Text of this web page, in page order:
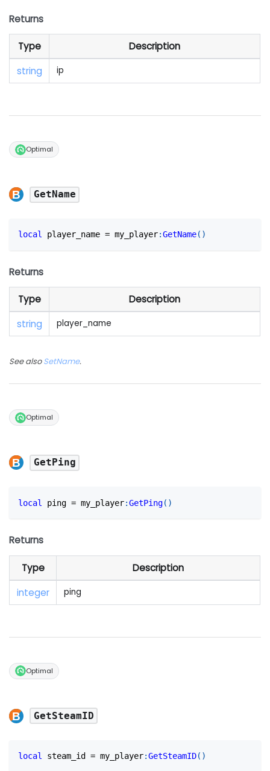
Returns
Type
Description
string
ip
Optimal
GetName
local player_name = my_player:GetName( )
Returns
Type
Description
string
player_name
See alsoSetName.
Optimal
GetPing
local ping = my_player:GetPing( )
Returns
Type
Description
integer
ping
Optimal
GetSteamID
local steam_id = my_player:GetSteamID( )